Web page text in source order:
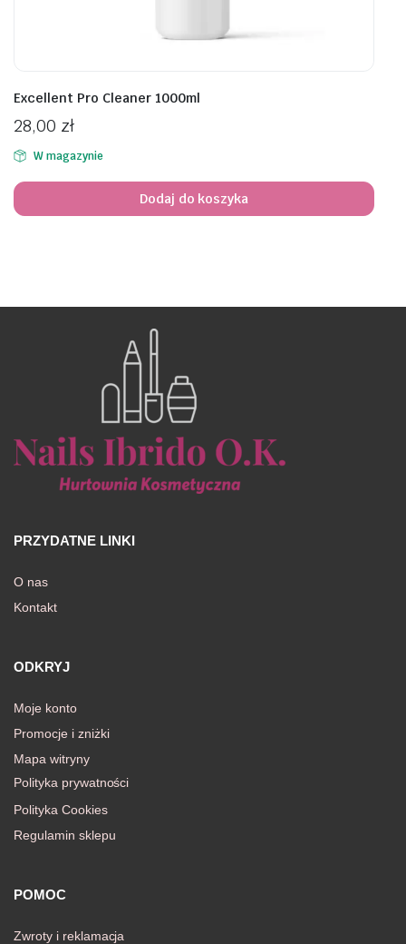
Excellent Pro Cleaner 1000ml
28,00 zł
W magazynie
Dodaj do koszyka
PRZYDATNE LINKI
O nas
Kontakt
ODKRYJ
Moje konto
Promocje i zniżki
Mapa witryny
Polityka prywatności
Polityka Cookies
Regulamin sklepu
POMOC
Zwroty i reklamacja